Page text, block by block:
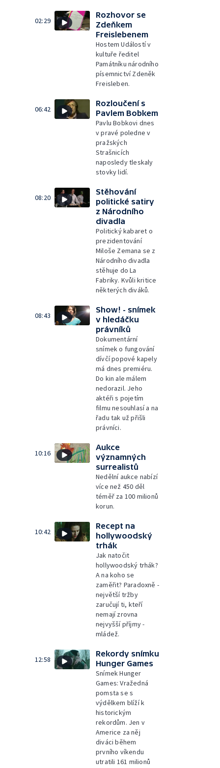
02:29
Rozhovor se
Zdeňkem
Freislebenem
Hostem Událostí v
kultuře ředitel
Památníku národního
písemnictví Zdeněk
Freisleben.
06:42
Rozloučení s
Pavlem Bobkem
Pavlu Bobkovi dnes
v pravé poledne v
pražských
Strašnicích
naposledy tleskaly
stovky lidí.
08:20
Stěhování
politické satiry
z Národního
divadla
Politický kabaret o
prezidentování
Miloše Zemana se z
Národního divadla
stěhuje do La
Fabriky. Kvůli kritice
některých diváků.
08:43
Show! - snímek
v hledáčku
právníků
Dokumentární
snímek o fungování
dívčí popové kapely
má dnes premiéru.
Do kin ale málem
nedorazil. Jeho
aktéři s pojetím
filmu nesouhlasí a na
řadu tak už přišli
právníci.
10:16
Aukce
významných
surrealistů
Nedělní aukce nabízí
více než 450 děl
téměř za 100 milionů
korun.
10:42
Recept na
hollywoodský
trhák
Jak natočit
hollywoodský trhák?
A na koho se
zaměřit? Paradoxně -
největší tržby
zaručují ti, kteří
nemají zrovna
nejvyšší příjmy -
mládež.
12:58
Rekordy snímku
Hunger Games
Snímek Hunger
Games: Vražedná
pomsta se s
výdělkem blíží k
historickým
rekordům. Jen v
Americe za něj
diváci během
prvního víkendu
utratili 161 milionů